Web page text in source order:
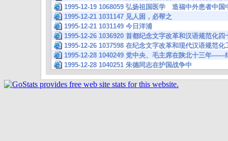
1995-12-19 1068059 弘扬祖国医学 造福中外患者中国
1995-12-21 1031147 见人困，必帮之
1995-12-21 1031149 今日洋浦
1995-12-26 1036920 首都纪念文字改革和汉语规范化
1995-12-26 1037598 在纪念文字改革和现代汉语规范
1995-12-28 1040249 党中央、毛主席在陕北十三年——
1995-12-28 1040251 朱德同志在护国战争中